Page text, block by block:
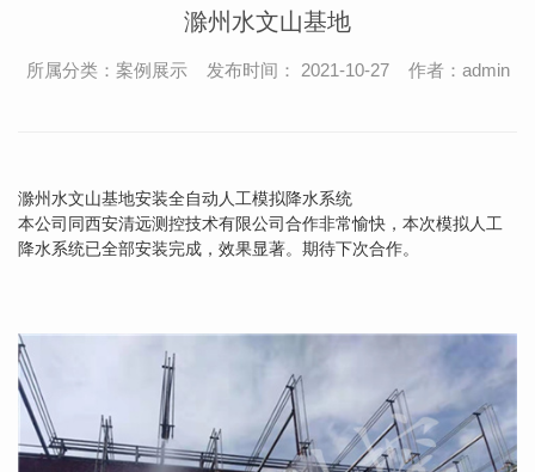
滁州水文山基地
所属分类：案例展示 发布时间： 2021-10-27 作者：admin
滁州水文山基地安装全自动人工模拟降水系统
本公司同西安清远测控技术有限公司合作非常愉快，本次模拟人工
降水系统已全部安装完成，效果显著。期待下次合作。